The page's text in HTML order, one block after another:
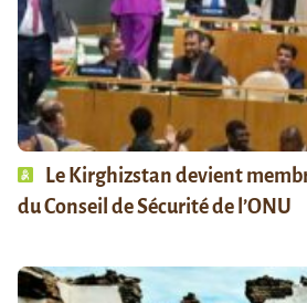
Le Kirghizstan devient
du Conseil de Sécurité de l’ONU